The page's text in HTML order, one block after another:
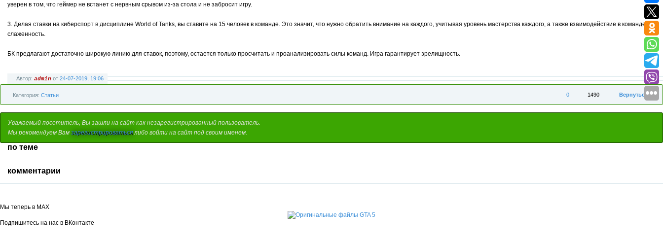
уверен в том, что геймер не встанет с нервным срывом из-за стола и не забросит игру.
3. Делая ставки на киберспорт в дисциплине World of Tanks, вы ставите на 15 человек в команде. Это значит, что нужно обратить внимание на каждого, учитывая уровень мастерства каждого, а также взаимодействие в команде, их
слаженность.
БК предлагают достаточно широкую линию для ставок, поэтому, остается только просчитать и проанализировать силы команд. Игра гарантирует зрелищность.
Автор: admin от 24-07-2019, 19:06
Вернуться
1490
0
Категория: Статьи
Уважаемый посетитель, Вы зашли на сайт как незарегистрированный пользователь.
Мы рекомендуем Вам зарегистрироватьсялибо войти на сайт под своим именем.
по теме
комментарии
Мы теперь в MAX
Подпишитесь на нас в ВКонтакте